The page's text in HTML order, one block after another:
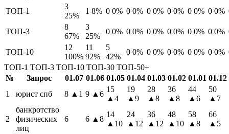
ТОП-1
3
25%
1 8% 0 0% 0 0% 0 0% 0 0% 0 0% 0 0%
ТОП-3
8
67%
3
25%
0 0% 0 0% 0 0% 0 0% 0 0% 0 0%
ТОП-10
12
100%
11
92%
5
42%
0 0% 0 0% 0 0% 0 0% 0 0%
ТОП-1 ТОП-3 ТОП-10 ТОП-30 ТОП-50+
№
Запрос 01.07 01.06 01.05 01.04 01.03 01.02 01.01 01.12
1
юрист спб 8 ▲1 9 ▲6
15
▲4
19
▲9
28
▲8
36
▲8
44
▲6
50
▲7
2
банкротство
физических
лиц
6 6 ▲8
14
▲10
24
▲12
36
▲12
48
▲10
58
▲8
66
▲5